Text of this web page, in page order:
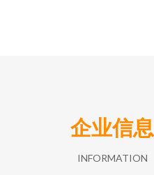
企业信息
INFORMATION